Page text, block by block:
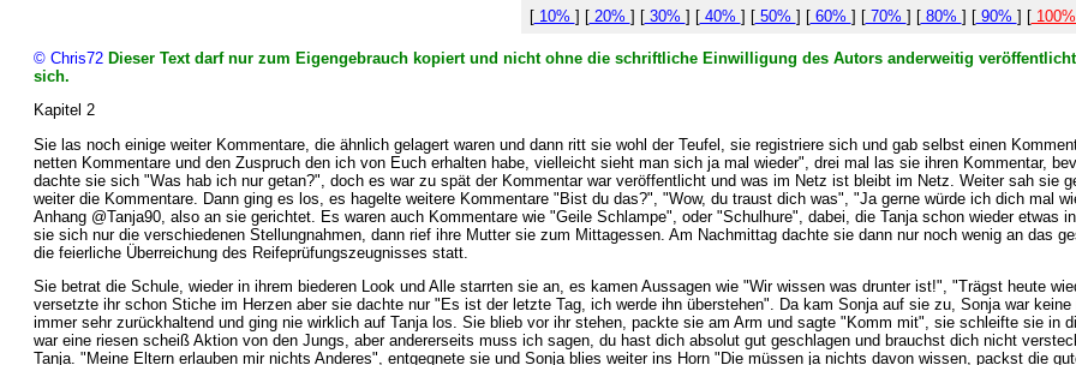
[10% ] [20% ] [30% ] [40% ] [50% ] [60% ] [70% ] [80% ] [90% ] [100%
© Chris72 Dieser Text darf nur zum Eigengebrauch kopiert und nicht ohne die schriftliche Einwilligung des Autors anderweitig
sich.
Kapitel 2
Sie las noch einige weiter Kommentare, die ähnlich gelagert waren und dann ritt sie wohl der Teufel, sie registriere sich und gab selbst einen
netten Kommentare und den Zuspruch den ich von Euch erhalten habe, vielleicht sieht man sich ja mal wieder", drei mal las sie ihren Kommentar,
dachte sie sich "Was hab ich nur getan?", doch es war zu spät der Kommentar war veröffentlicht und was im Netz ist bleibt im Netz. Weiter sah sie
weiter die Kommentare. Dann ging es los, es hagelte weitere Kommentare "Bist du das?", "Wow, du traust dich was", "Ja gerne würde ich dich mal
Anhang @Tanja90, also an sie gerichtet. Es waren auch Kommentare wie "Geile Schlampe", oder "Schulhure", dabei, die Tanja schon wieder etwas
sie sich nur die verschiedenen Stellungnahmen, dann rief ihre Mutter sie zum Mittagessen. Am Nachmittag dachte sie dann nur noch wenig an das
die feierliche Überreichung des Reifeprüfungszeugnisses statt.
Sie betrat die Schule, wieder in ihrem biederen Look und Alle starrten sie an, es kamen Aussagen wie "Wir wissen was drunter ist!", "Trägst heute
versetzte ihr schon Stiche im Herzen aber sie dachte nur "Es ist der letzte Tag, ich werde ihn überstehen". Da kam Sonja auf sie zu, Sonja war
immer sehr zurückhaltend und ging nie wirklich auf Tanja los. Sie blieb vor ihr stehen, packte sie am Arm und sagte "Komm mit", sie schleifte sie in
war eine riesen scheiß Aktion von den Jungs, aber andererseits muss ich sagen, du hast dich absolut gut geschlagen und brauchst dich nicht
Tanja. "Meine Eltern erlauben mir nichts Anderes", entgegnete sie und Sonja blies weiter ins Horn "Die müssen ja nichts davon wissen, packst die